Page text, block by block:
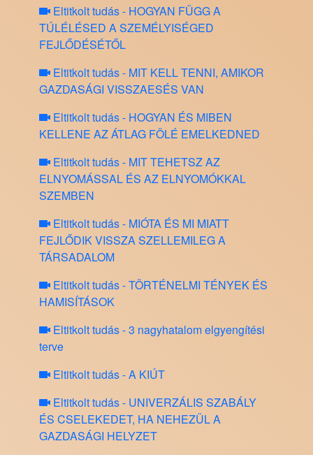
Eltitkolt tudás - HOGYAN FÜGG A
TÚLÉLÉSED A SZEMÉLYISÉGED
FEJLŐDÉSÉTŐL
Eltitkolt tudás - MIT KELL TENNI, AMIKOR
GAZDASÁGI VISSZAESÉS VAN
Eltitkolt tudás - HOGYAN ÉS MIBEN
KELLENE AZ ÁTLAG FÖLÉ EMELKEDNED
Eltitkolt tudás - MIT TEHETSZ AZ
ELNYOMÁSSAL ÉS AZ ELNYOMÓKKAL
SZEMBEN
Eltitkolt tudás - MIÓTA ÉS MI MIATT
FEJLŐDIK VISSZA SZELLEMILEG A
TÁRSADALOM
Eltitkolt tudás - TÖRTÉNELMI TÉNYEK ÉS
HAMISÍTÁSOK
Eltitkolt tudás - 3 nagyhatalom elgyengítési
terve
Eltitkolt tudás - A KIÚT
Eltitkolt tudás - UNIVERZÁLIS SZABÁLY
ÉS CSELEKEDET, HA NEHEZÜL A
GAZDASÁGI HELYZET